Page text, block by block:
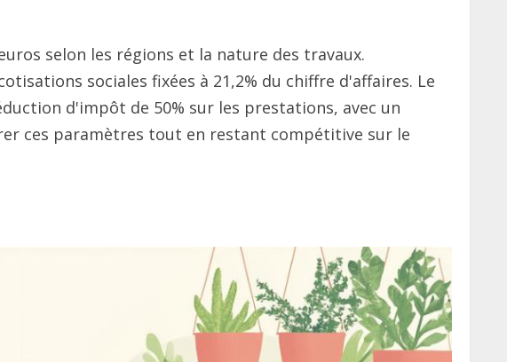
selon les régions et la nature des travaux.
sociales fixées à 21,2% du chiffre d'affaires. Le
d'impôt de 50% sur les prestations, avec un
ces paramètres tout en restant compétitive sur le